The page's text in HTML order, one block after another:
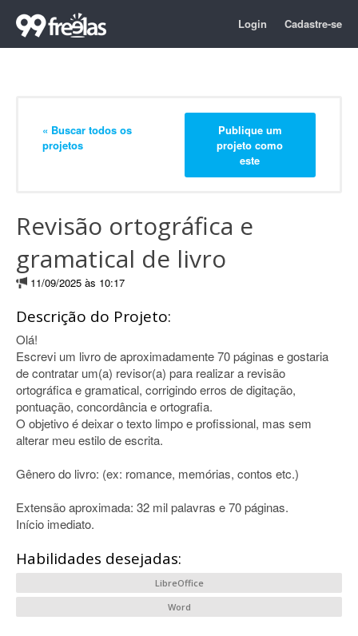
Login Cadastre-se
« Buscar todos os
projetos
Publique um
projeto como
este
Revisão ortográfica e
gramatical de livro
11/09/2025 às 10:17
Descrição do Projeto:
Olá!
Escrevi um livro de aproximadamente 70 páginas e gostaria
de contratar um(a) revisor(a) para realizar a revisão
ortográfica e gramatical, corrigindo erros de digitação,
pontuação, concordância e ortografia.
O objetivo é deixar o texto limpo e profissional, mas sem
alterar meu estilo de escrita.
Gênero do livro: (ex: romance, memórias, contos etc.)
Extensão aproximada: 32 mil palavras e 70 páginas.
Início imediato.
Habilidades desejadas:
LibreOffice
Word